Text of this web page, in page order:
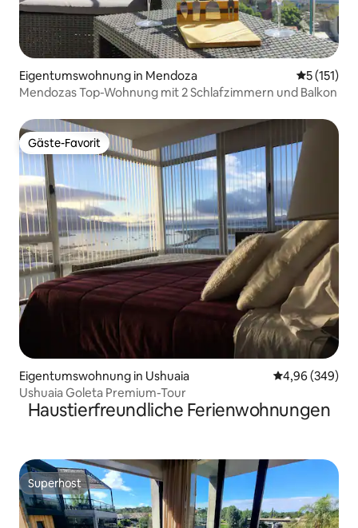
Eigentumswohnung in Mendoza
5 (151)
Mendozas Top-Wohnung mit 2 Schlafzimmern und Balkon
Gäste-Favorit
Gäste-Favorit
Eigentumswohnung in Ushuaia
4,96 (349)
Ushuaia Goleta Premium-Tour
Haustierfreundliche Ferienwohnungen
Superhost
Superhost